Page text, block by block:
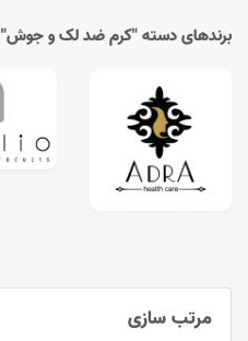
برندهای دسته "کرم ضد لک و جوش"
مرتب سازی